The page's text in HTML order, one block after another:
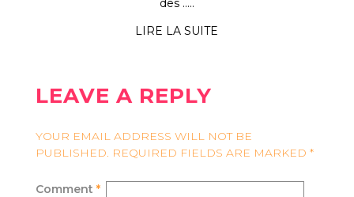
des .....
LIRE LA SUITE
LEAVE A REPLY
YOUR EMAIL ADDRESS WILL NOT BE
PUBLISHED. REQUIRED FIELDS ARE MARKED *
Comment *